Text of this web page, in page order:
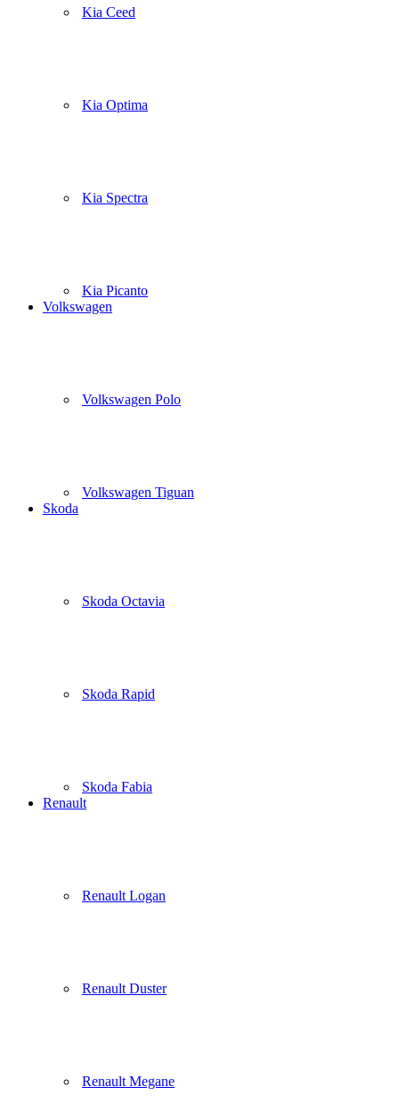
Kia Ceed
Kia Optima
Kia Spectra
Kia Picanto
Volkswagen
Volkswagen Polo
Volkswagen Tiguan
Skoda
Skoda Octavia
Skoda Rapid
Skoda Fabia
Renault
Renault Logan
Renault Duster
Renault Megane